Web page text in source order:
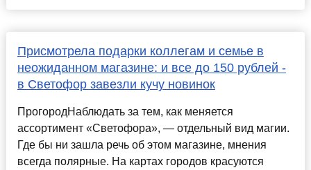
Присмотрела подарки коллегам и семье в
неожиданном магазине: и все до 150 рублей -
в Светофор завезли кучу новинок
ПрогородНаблюдать за тем, как меняется
ассортимент «Светофора», — отдельный вид магии.
Где бы ни зашла речь об этом магазине, мнения
всегда полярные. На картах городов красуются